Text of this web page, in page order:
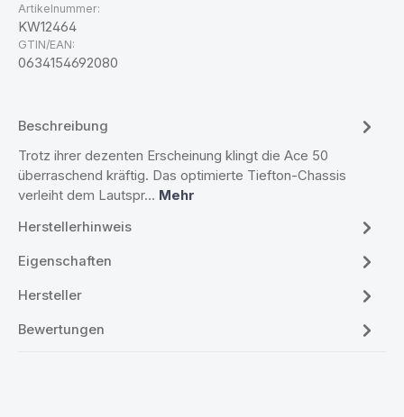
Artikelnummer:
KW12464
GTIN/EAN:
0634154692080
Beschreibung
Trotz ihrer dezenten Erscheinung klingt die Ace 50
überraschend kräftig. Das optimierte Tiefton-Chassis
verleiht dem Lautspr… Mehr
Herstellerhinweis
Eigenschaften
Hersteller
Bewertungen